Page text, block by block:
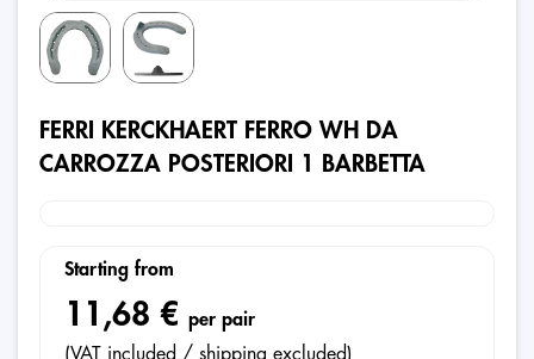
FERRI KERCKHAERT FERRO WH DA
CARROZZA POSTERIORI 1 BARBETTA
Starting from
11,68 € per pair
(VAT included / shipping excluded)